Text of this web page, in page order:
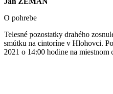
O pohrebe
Telesné pozostatky drahého
smútku na cintoríne v Hlohovci.
2021 o 14:00 hodine na miestnom